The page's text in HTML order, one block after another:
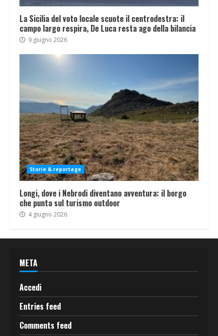
La Sicilia del voto locale scuote il centrodestra: il
campo largo respira, De Luca resta ago della bilancia
9 giugno 2026
Storie & reportage
Longi, dove i Nebrodi diventano avventura: il borgo
che punta sul turismo outdoor
4 giugno 2026
META
Accedi
Entries feed
Comments feed